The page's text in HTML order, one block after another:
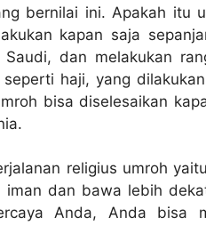
bernilai ini. Apakah itu
kapan saja
Saudi, dan melakukan
haji, yang
bisa diselesaikan
religius umroh
iman dan bawa lebih
Anda, Anda bisa